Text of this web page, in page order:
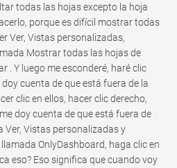
todas las hojas excepto la hoja
porque es difícil mostrar todas
Ver, Vistas personalizadas,
Mostrar todas las hojas de
. Y luego me esconderé, haré clic
cuenta de que está fuera de la
clic en ellos, hacer clic derecho,
doy cuenta de que está fuera de
Ver, Vistas personalizadas y
OnlyDashboard, haga clic en
eso? Eso significa que cuando voy